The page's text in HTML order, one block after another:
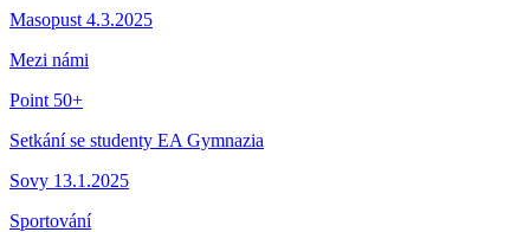
Masopust 4.3.2025
Mezi námi
Point 50+
Setkání se studenty EA Gymnazia
Sovy 13.1.2025
Sportování